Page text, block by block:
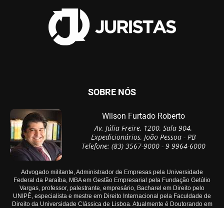
SOBRE NÓS
Wilson Furtado Roberto
Av. Júlia Freire, 1200, Sala 904,
Expedicionários, João Pessoa - PB
Telefone: (83) 3567-9000 - 9 9964-6000
Advogado militante, Administrador de Empresas pela Universidade
Federal da Paraíba, MBA em Gestão Empresarial pela Fundação Getúlio
Vargas, professor, palestrante, empresário, Bacharel em Direito pelo
UNIPÊ, especialista e mestre em Direito Internacional pela Faculdade de
Direito da Universidade Clássica de Lisboa. Atualmente é Doutorando em